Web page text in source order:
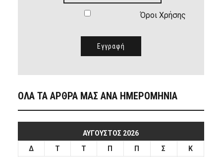
Όροι Χρήσης
ΟΛΑ ΤΑ ΑΡΘΡΑ ΜΑΣ ΑΝΑ ΗΜΕΡΟΜΗΝΙΑ
ΑΎΓΟΥΣΤΟΣ 2026
Δ
Τ Τ Π Π Σ Κ